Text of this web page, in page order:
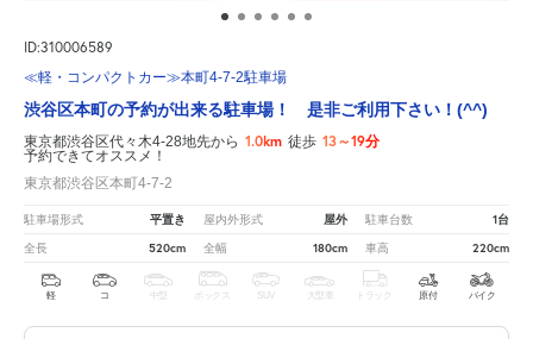
ID:310006589
≪軽・コンパクトカー≫本町4-7-2駐車場
渋谷区本町の予約が出来る駐車場！ 是非ご利用下さい！(^^)
東京都渋谷区代々木4-28地先から 1.0km 徒歩 13～19分
予約できてオススメ！
東京都渋谷区本町4-7-2
駐車場形式 平置き 屋内外形式 屋外 駐車台数 1台
全長 520cm 全幅 180cm 車高 220cm
軽 コ 中型 ボックス SUV 大型車 トラック 原付 バイク